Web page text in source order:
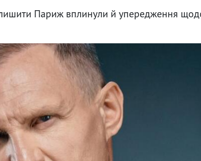
Париж вплинули й упередження